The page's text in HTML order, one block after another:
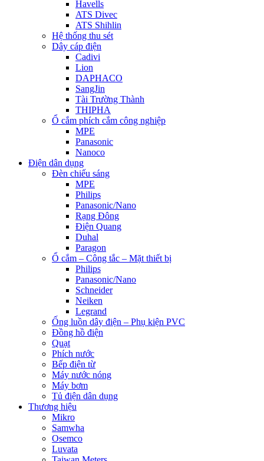
Havells
ATS Divec
ATS Shihlin
Hệ thống thu sét
Dây cáp điện
Cadivi
Lion
DAPHACO
SangJin
Tài Trường Thành
THIPHA
Ổ cắm phích cắm công nghiệp
MPE
Panasonic
Nanoco
Điện dân dụng
Đèn chiếu sáng
MPE
Philips
Panasonic/Nano
Rạng Đông
Điện Quang
Duhal
Paragon
Ổ cắm – Công tắc – Mặt thiết bị
Philips
Panasonic/Nano
Schneider
Neiken
Legrand
Ống luồn dây điện – Phụ kiện PVC
Đồng hồ điện
Quạt
Phích nước
Bếp điện từ
Máy nước nóng
Máy bơm
Tủ điện dân dụng
Thương hiệu
Mikro
Samwha
Osemco
Luvata